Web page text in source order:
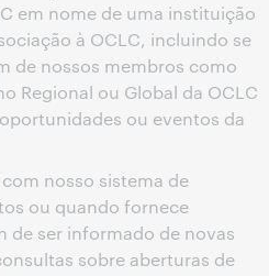
em nome de uma instituição
à OCLC, incluindo se
de nossos membros como
Regional ou Global da OCLC
ou eventos da
nosso sistema de
ou quando fornece
de ser informado de novas
sobre aberturas de